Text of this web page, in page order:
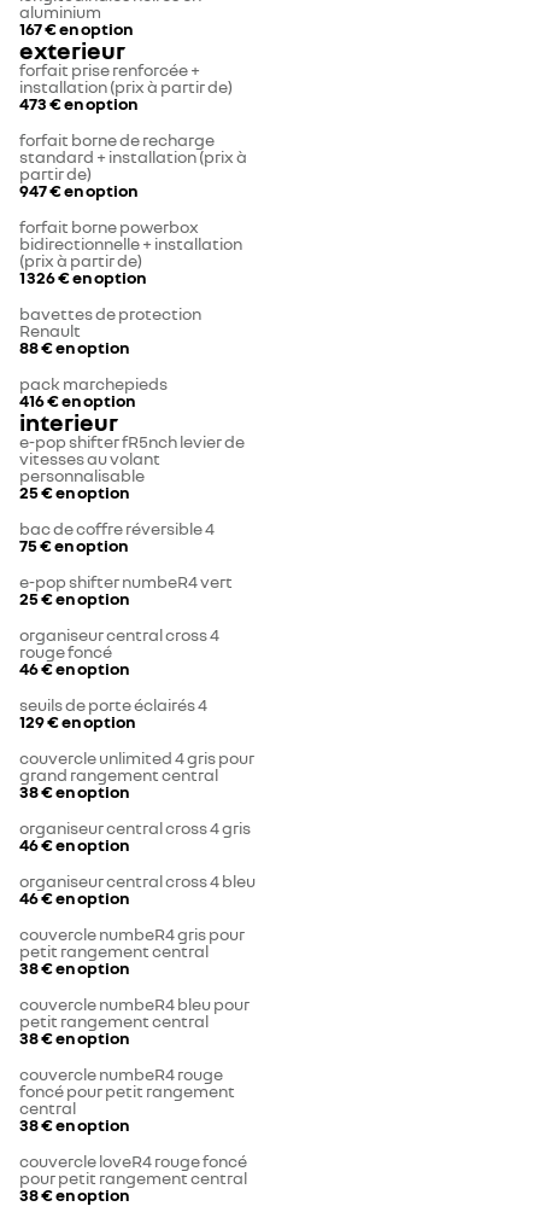
aluminium
167 €en option
exterieur
forfait prise renforcée +
installation (prix à partir de)
473 €en option
forfait borne de recharge
standard + installation (prix à
partir de)
947 €en option
forfait borne powerbox
bidirectionnelle + installation
(prix à partir de)
1 326 €en option
bavettes de protection
Renault
88 €en option
pack marchepieds
416 €en option
interieur
e-pop shifter fR5nch levier de
vitesses au volant
personnalisable
25 €en option
bac de coffre réversible 4
75 €en option
e-pop shifter numbeR4 vert
25 €en option
organiseur central cross 4
rouge foncé
46 €en option
seuils de porte éclairés 4
129 €en option
couvercle unlimited 4 gris pour
grand rangement central
38 €en option
organiseur central cross 4 gris
46 €en option
organiseur central cross 4 bleu
46 €en option
couvercle numbeR4 gris pour
petit rangement central
38 €en option
couvercle numbeR4 bleu pour
petit rangement central
38 €en option
couvercle numbeR4 rouge
foncé pour petit rangement
central
38 €en option
couvercle loveR4 rouge foncé
pour petit rangement central
38 €en option